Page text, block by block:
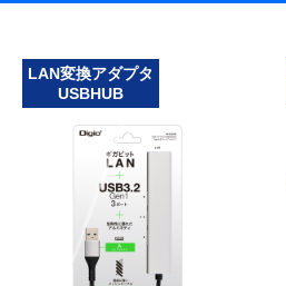
LAN変換アダプタ
USBHUB